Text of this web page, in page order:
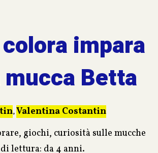
impara
Betta
,Valentina Costantin
giochi, curiosità sulle mucche
lettura: da 4 anni.